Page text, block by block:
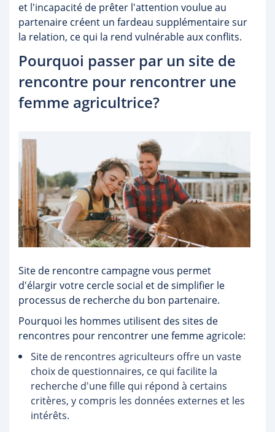
et l'incapacité de prêter l'attention voulue au
partenaire créent un fardeau supplémentaire sur
la relation, ce qui la rend vulnérable aux conflits.
Pourquoi passer par un site de
rencontre pour rencontrer une
femme agricultrice?
Site de rencontre campagne vous permet
d'élargir votre cercle social et de simplifier le
processus de recherche du bon partenaire.
Pourquoi les hommes utilisent des sites de
rencontres pour rencontrer une femme agricole:
Site de rencontres agriculteurs offre un vaste
choix de questionnaires, ce qui facilite la
recherche d'une fille qui répond à certains
critères, y compris les données externes et les
intérêts.